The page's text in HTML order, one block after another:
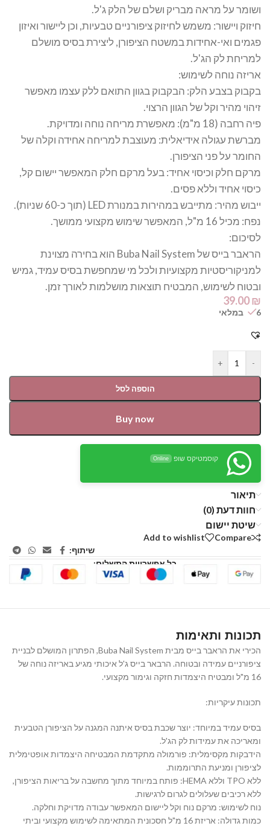
ושומר על מראה מבריק ושלם של הלק ג'ל.
חיזוק ויישור: משמש לחיזוק ציפורניים טבעיות, וכן ליישור ואיזון
פגמים ואי-אחידות במשטח הציפורן, ליצירת בסיס מושלם
למריחת לק הג'ל.
אריזה נוחה לשימוש:
בקבוק בצבע הלק: הבקבוק בגוון התואם ללק עצמו מאפשר
זיהוי מהיר וקל של הגוון הרצוי.
פיה רחבה (18 מ"מ): מאפשרת מריחה נוחה ומדויקת.
מברשת עגולה אידיאלית: מעוצבת למריחה אחידה וקלה של
החומר על פני הציפורן.
מרקם חלק וכיסוי אחיד: בעל מרקם חלק המאפשר יישום קל,
כיסוי אחיד וללא פסים.
ייבוש מהיר: מתייבש במהירות במנורת LED (תוך כ-60 שניות).
נפח: מכיל 16 מ"ל, המאפשר שימוש מקצועי ממושך.
לסיכום:
הראבר בייס של Buba Nail System הוא בחירה מצוינת
למניקוריסטיות מקצועיות ולכל מי שמחפשת בסיס עמיד, גמיש
ובטוח לשימוש, המבטיח תוצאות מושלמות לאורך זמן.
39.00₪
6 במלאי
-
+
הוספה לסל
Buy now
קוסמטיקס שופ Online
תיאור
חוות דעת (0)
שיטת יישום
Compare
Add to wishlist
שיתוף:
כל אפשרויות התשלום:
תכונות ותאימות
הכירי את הראבר בייס מבית Buba Nail System, הפתרון המושלם לבניית
ציפורניים עמידה ובטוחה. הרבאר בייס ג'ל איכותי מגיע באריזה נוחה של
16 מ"ל ומבטיח היצמדות חזקה וגימור מקצועי.
תכונות עיקריות:
בסיס עמיד במיוחד: יוצר שכבת בסיס איתנה המגנה על הציפורן הטבעית
ומאריכה את עמידות לק הג'ל.
הידבקות מקסימלית: פורמולה מתקדמת המבטיחה היצמדות אופטימלית
לציפורן ומניעת התרוממות.
ללא TPO וללא HEMA: פותח במיוחד מתוך מחשבה על בריאות הציפורן,
ללא רכיבים שעלולים לגרום לרגישות.
נוח לשימוש: מרקם נוח וקל ליישום המאפשר עבודה מדויקת וחלקה.
כמות גדולה: אריזת 16 מ"ל חסכונית המתאימה לשימוש מקצועי וביתי